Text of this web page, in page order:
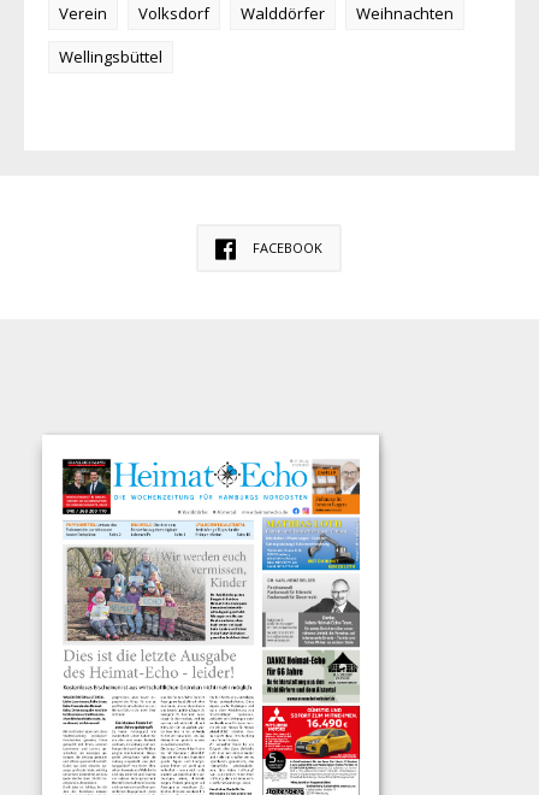
Verein
Volksdorf Walddörfer
Weihnachten
Wellingsbüttel
FACEBOOK